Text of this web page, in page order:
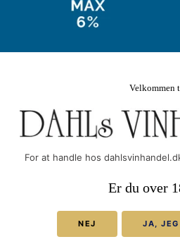
Velkommen
For at handle hos
Er du over
NEJ JA, JEG